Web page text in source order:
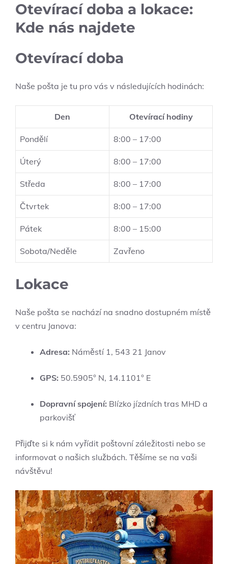
Otevírací doba a lokace:
Kde nás najdete
Otevírací doba
Naše pošta je tu pro vás v následujících hodinách:
Den Otevírací hodiny
Pondělí 8:00 – 17:00
Úterý 8:00 – 17:00
Středa 8:00 – 17:00
Čtvrtek 8:00 – 17:00
Pátek 8:00 – 15:00
Sobota/Neděle Zavřeno
Lokace
Naše pošta se nachází na snadno dostupném místě
v centru Janova:
Adresa: Náměstí 1, 543 21 Janov
GPS: 50.5905° N, 14.1101° E
Dopravní spojení: Blízko jízdních tras MHD a
parkovišť
Přijďte si k nám vyřídit poštovní záležitosti nebo se
informovat o našich službách. Těšíme se na vaši
návštěvu!